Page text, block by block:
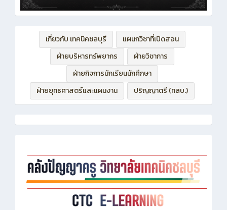
เกี่ยวกับ เทคนิคชลบุรี
แผนกวิชาที่เปิดสอน
ฝ่ายบริหารทรัพยากร
ฝ่ายวิชาการ
ฝ่ายกิจการนักเรียนนักศึกษา
ฝ่ายยุทธศาสตร์และแผนงาน
ปริญญาตรี (ทลบ.)